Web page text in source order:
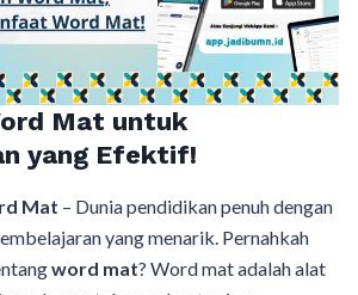
Mat untuk
yang Efektif!
Mat – Dunia pendidikan penuh dengan
yang menarik. Pernahkah
word mat? Word mat adalah alat